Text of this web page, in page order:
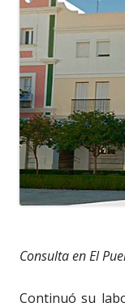
Consulta en El
Continuó su